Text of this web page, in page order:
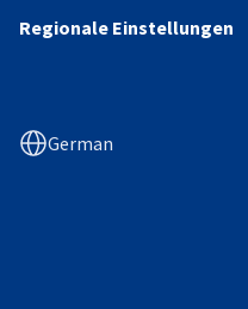
Regionale Einstellungen
German